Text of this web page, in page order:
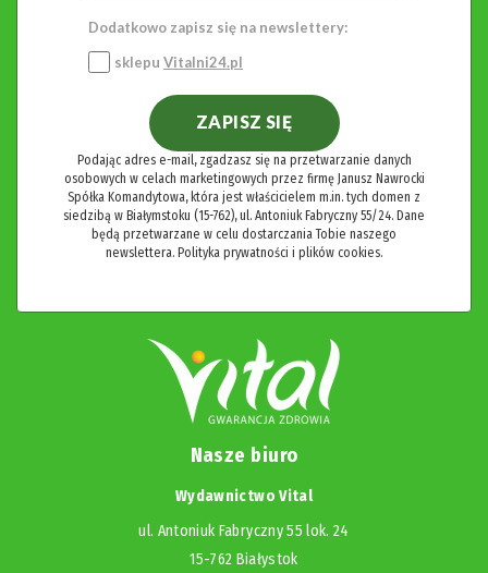
Dodatkowo zapisz się na newslettery:
sklepu Vitalni24.pl
ZAPISZ SIĘ
Podając adres e-mail, zgadzasz się na przetwarzanie danych
osobowych w celach marketingowych przez firmę Janusz Nawrocki
Spółka Komandytowa, która jest właścicielem m.in. tych domen z
siedzibą w Białymstoku (15-762), ul. Antoniuk Fabryczny 55/24. Dane
będą przetwarzane w celu dostarczania Tobie naszego
newslettera. Polityka prywatności i plików cookies.
Nasze biuro
Wydawnictwo Vital
ul. Antoniuk Fabryczny 55 lok. 24
15-762 Białystok